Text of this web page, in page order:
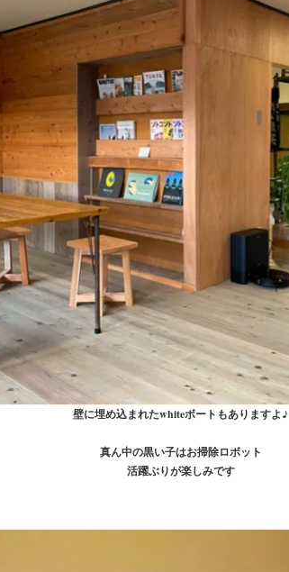
壁に埋め込まれたwhiteボートもありますよ♪
真ん中の黒い子はお掃除ロボット
活躍ぶりが楽しみです